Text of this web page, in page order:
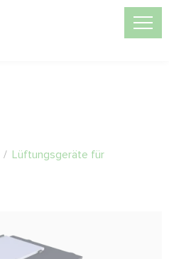
/ Lüftungsgeräte für